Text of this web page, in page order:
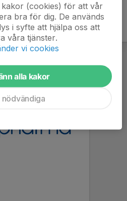
(cookies) för att vår
bra för dig. De används
i syfte att hjälpa oss att
våra tjänster.
vi cookies
alla kakor
nödvändiga